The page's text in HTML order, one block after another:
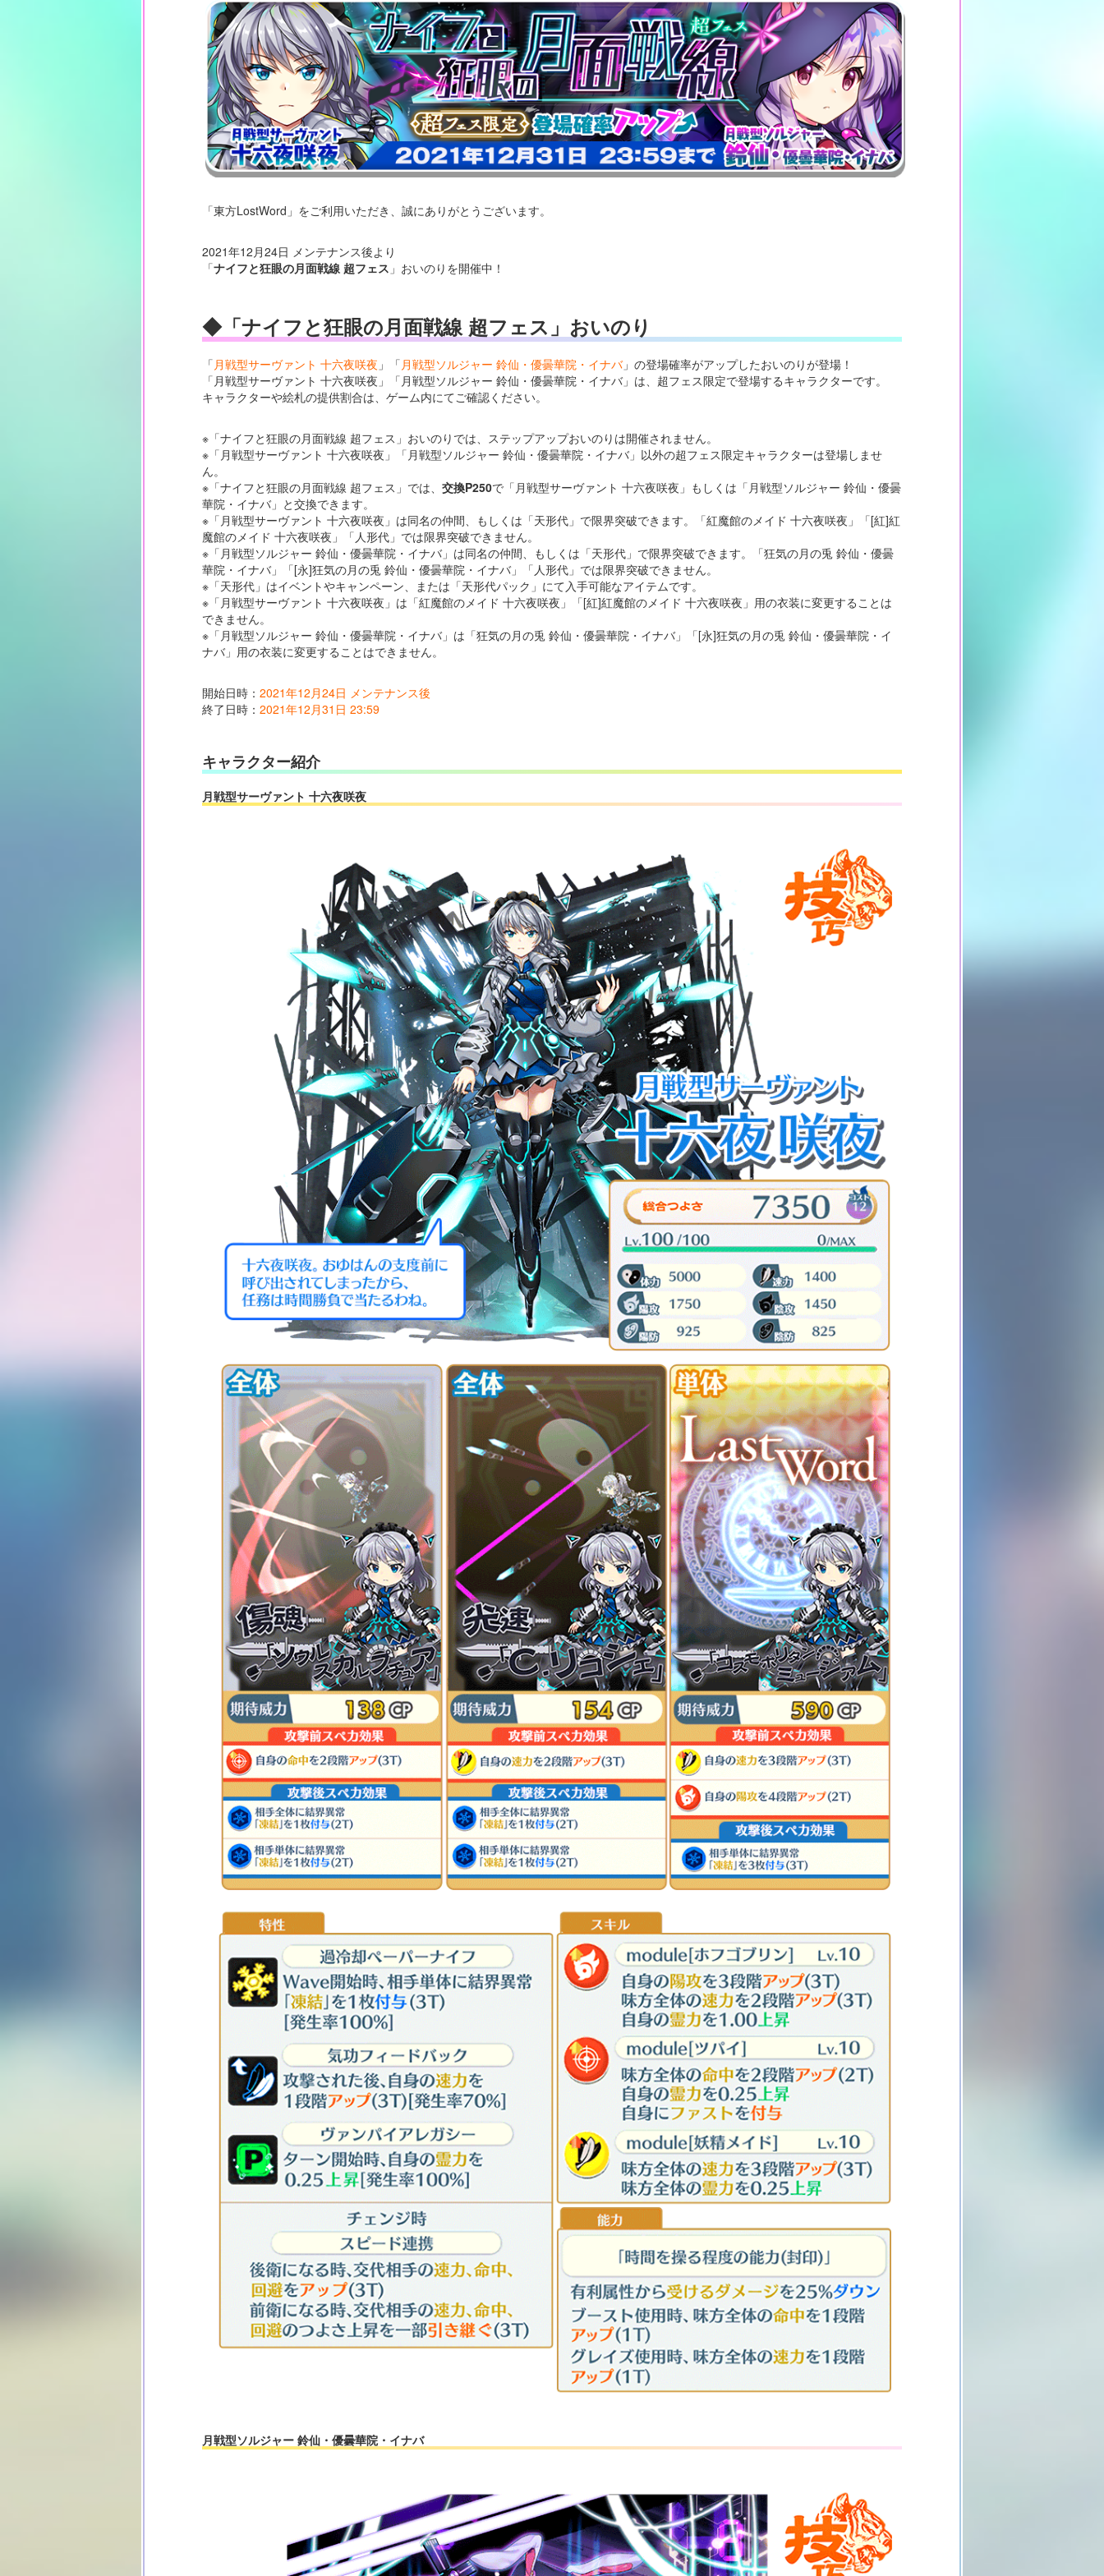
「東方LostWord」をご利用いただき、誠にありがとうございます。
2021年12月24日 メンテナンス後より
「ナイフと狂眼の月面戦線 超フェス 」おいのりを開催中！
◆「ナイフと狂眼の月面戦線 超フェス」おいのり
「 月戦型サーヴァント 十六夜咲夜 」「 月戦型ソルジャー 鈴仙・優曇華院・イナバ」の登場確率がアップしたおいのりが登場！
「月戦型サーヴァント 十六夜咲夜」「月戦型ソルジャー 鈴仙・優曇華院・イナバ」は、超フェス限定で登場するキャラクターです。
キャラクターや絵札の提供割合は、ゲーム内にてご確認ください。
※「ナイフと狂眼の月面戦線 超フェス」おいのりでは、ステップアップおいのりは開催されません。
※「月戦型サーヴァント 十六夜咲夜」「月戦型ソルジャー 鈴仙・優曇華院・イナバ」以外の超フェス限定キャラクターは登場しませ
ん。
※「ナイフと狂眼の月面戦線 超フェス」では、 交換P250で「月戦型サーヴァント 十六夜咲夜」もしくは「月戦型ソルジャー 鈴仙・優曇
華院・イナバ」と交換できます。
※「月戦型サーヴァント 十六夜咲夜」は同名の仲間、もしくは「天形代」で限界突破できます。「紅魔館のメイド 十六夜咲夜」「[紅]紅
魔館のメイド 十六夜咲夜」「人形代」では限界突破できません。
※「月戦型ソルジャー 鈴仙・優曇華院・イナバ」は同名の仲間、もしくは「天形代」で限界突破できます。「狂気の月の兎 鈴仙・優曇
華院・イナバ」「[永]狂気の月の兎 鈴仙・優曇華院・イナバ」「人形代」では限界突破できません。
※「天形代」はイベントやキャンペーン、または「天形代パック」にて入手可能なアイテムです。
※「月戦型サーヴァント 十六夜咲夜」は「紅魔館のメイド 十六夜咲夜」「[紅]紅魔館のメイド 十六夜咲夜」用の衣装に変更することは
できません。
※「月戦型ソルジャー 鈴仙・優曇華院・イナバ」は「狂気の月の兎 鈴仙・優曇華院・イナバ」「[永]狂気の月の兎 鈴仙・優曇華院・イ
ナバ」用の衣装に変更することはできません。
開始日時： 2021年12月24日 メンテナンス後
終了日時： 2021年12月31日 23:59
キャラクター紹介
月戦型サーヴァント 十六夜咲夜
月戦型ソルジャー 鈴仙・優曇華院・イナバ